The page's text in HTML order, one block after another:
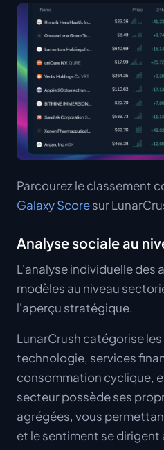
Parcourez le classement
Galaxy Scoresur
Analyse sociale au
L'analyse individuelle des
modèles au niveau
l'aperçu stratégique.
LunarCrush catégorise
technologie, services
consommation cyclique,
secteur possède ses
agrégées, vous
et le sentiment se dirigent